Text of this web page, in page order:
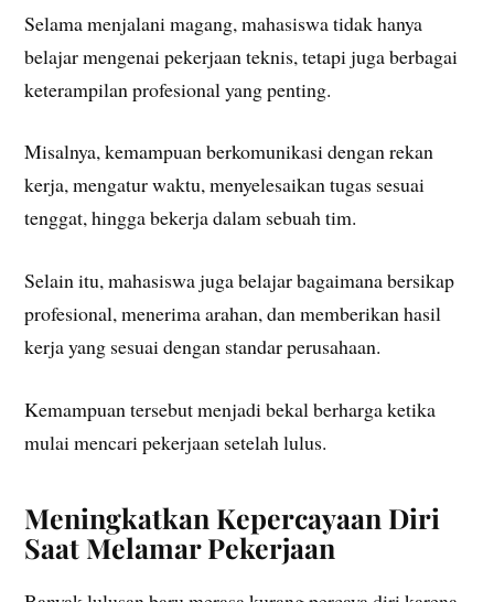
Selama menjalani magang, mahasiswa tidak hanya
belajar mengenai pekerjaan teknis, tetapi juga berbagai
keterampilan profesional yang penting.
Misalnya, kemampuan berkomunikasi dengan rekan
kerja, mengatur waktu, menyelesaikan tugas sesuai
tenggat, hingga bekerja dalam sebuah tim.
Selain itu, mahasiswa juga belajar bagaimana bersikap
profesional, menerima arahan, dan memberikan hasil
kerja yang sesuai dengan standar perusahaan.
Kemampuan tersebut menjadi bekal berharga ketika
mulai mencari pekerjaan setelah lulus.
Meningkatkan Kepercayaan Diri
Saat Melamar Pekerjaan